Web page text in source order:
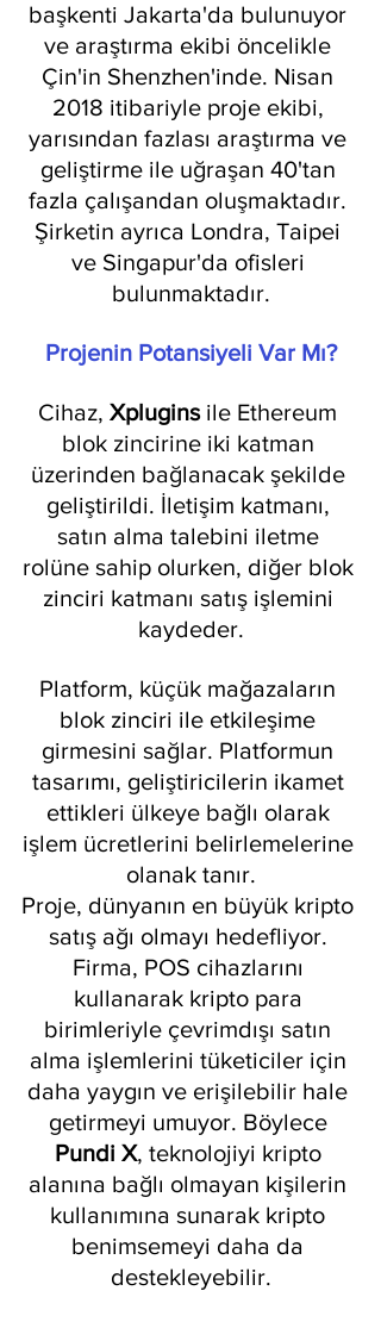
başkenti Jakarta'da bulunuyor
ve araştırma ekibi öncelikle
Çin'in Shenzhen'inde. Nisan
2018 itibariyle proje ekibi,
yarısından fazlası araştırma ve
geliştirme ile uğraşan 40'tan
fazla çalışandan oluşmaktadır.
Şirketin ayrıca Londra, Taipei
ve Singapur'da ofisleri
bulunmaktadır.
Projenin Potansiyeli Var Mı?
Cihaz, Xplugins ile Ethereum
blok zincirine iki katman
üzerinden bağlanacak şekilde
geliştirildi. İletişim katmanı,
satın alma talebini iletme
rolüne sahip olurken, diğer blok
zinciri katmanı satış işlemini
kaydeder.
Platform, küçük mağazaların
blok zinciri ile etkileşime
girmesini sağlar. Platformun
tasarımı, geliştiricilerin ikamet
ettikleri ülkeye bağlı olarak
işlem ücretlerini belirlemelerine
olanak tanır.
Proje, dünyanın en büyük kripto
satış ağı olmayı hedefliyor.
Firma, POS cihazlarını
kullanarak kripto para
birimleriyle çevrimdışı satın
alma işlemlerini tüketiciler için
daha yaygın ve erişilebilir hale
getirmeyi umuyor. Böylece
Pundi X, teknolojiyi kripto
alanına bağlı olmayan kişilerin
kullanımına sunarak kripto
benimsemeyi daha da
destekleyebilir.